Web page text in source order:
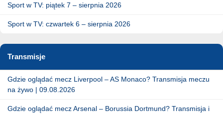
Sport w TV: piątek 7 – sierpnia 2026
Sport w TV: czwartek 6 – sierpnia 2026
Transmisje
Gdzie oglądać mecz Liverpool – AS Monaco? Transmisja meczu
na żywo | 09.08.2026
Gdzie oglądać mecz Arsenal – Borussia Dortmund? Transmisja i